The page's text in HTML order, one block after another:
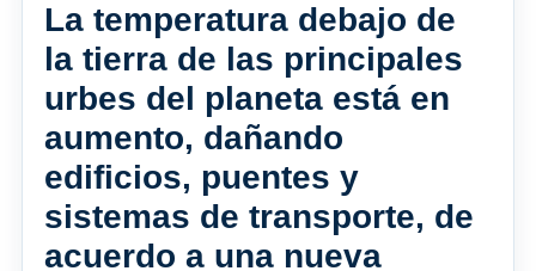
La temperatura debajo de
la tierra de las principales
urbes del planeta está en
aumento, dañando
edificios, puentes y
sistemas de transporte, de
acuerdo a una nueva